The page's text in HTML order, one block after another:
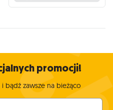
promocji!
bądź zawsze na bieżąco